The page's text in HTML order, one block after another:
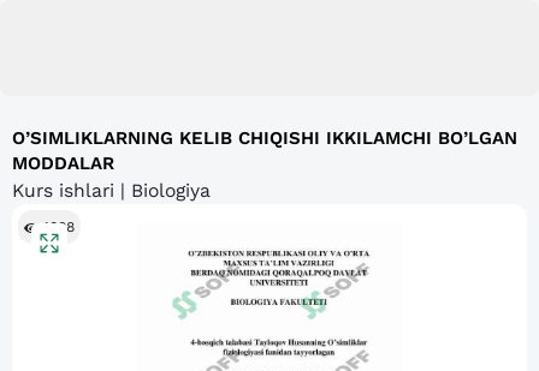
O’SIMLIKLARNING KELIB CHIQISHI IKKILAMCHI BO’LGAN
MODDALAR
Kurs ishlari | Biologiya
1008